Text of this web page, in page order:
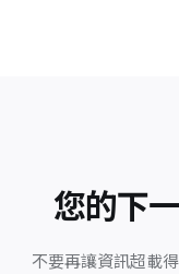
您的下
不要再讓資訊超載